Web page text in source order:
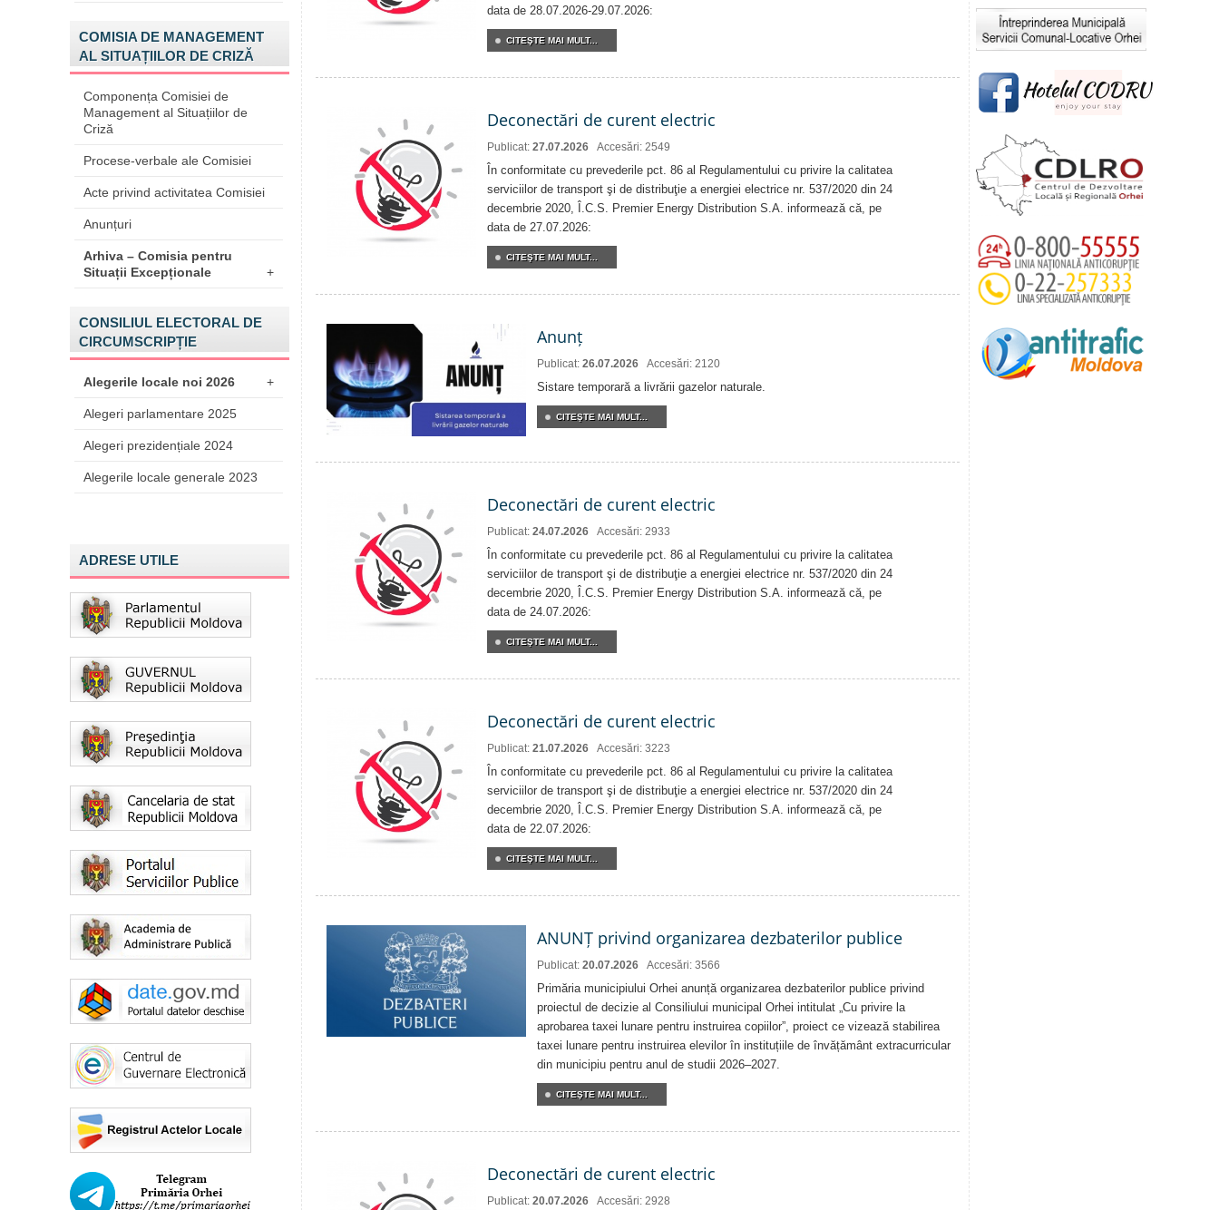
COMISIA DE MANAGEMENT
AL SITUAȚIILOR DE CRIZĂ
Componența Comisiei de
Management al Situațiilor de
Criză
Procese-verbale ale Comisiei
Acte privind activitatea Comisiei
Anunțuri
Arhiva – Comisia pentru
Situații Excepționale
+
CONSILIUL ELECTORAL DE
CIRCUMSCRIPȚIE
Alegerile locale noi 2026 +
Alegeri parlamentare 2025
Alegeri prezidențiale 2024
Alegerile locale generale 2023
ADRESE UTILE
data de 28.07.2026-29.07.2026:
CITEŞTE MAI MULT...
Deconectări de curent electric
Publicat: 27.07.2026 Accesări: 2549
În conformitate cu prevederile pct. 86 al Regulamentului cu privire la calitatea
serviciilor de transport şi de distribuţie a energiei electrice nr. 537/2020 din 24
decembrie 2020, Î.C.S. Premier Energy Distribution S.A. informează că, pe
data de 27.07.2026:
CITEŞTE MAI MULT...
Anunț
Publicat: 26.07.2026 Accesări: 2120
Sistare temporară a livrării gazelor naturale.
CITEŞTE MAI MULT...
Deconectări de curent electric
Publicat: 24.07.2026 Accesări: 2933
În conformitate cu prevederile pct. 86 al Regulamentului cu privire la calitatea
serviciilor de transport şi de distribuţie a energiei electrice nr. 537/2020 din 24
decembrie 2020, Î.C.S. Premier Energy Distribution S.A. informează că, pe
data de 24.07.2026:
CITEŞTE MAI MULT...
Deconectări de curent electric
Publicat: 21.07.2026 Accesări: 3223
În conformitate cu prevederile pct. 86 al Regulamentului cu privire la calitatea
serviciilor de transport şi de distribuţie a energiei electrice nr. 537/2020 din 24
decembrie 2020, Î.C.S. Premier Energy Distribution S.A. informează că, pe
data de 22.07.2026:
CITEŞTE MAI MULT...
ANUNȚ privind organizarea dezbaterilor publice
Publicat: 20.07.2026 Accesări: 3566
Primăria municipiului Orhei anunță organizarea dezbaterilor publice privind
proiectul de decizie al Consiliului municipal Orhei intitulat „Cu privire la
aprobarea taxei lunare pentru instruirea copiilor”, proiect ce vizează stabilirea
taxei lunare pentru instruirea elevilor în instituțiile de învățământ extracurricular
din municipiu pentru anul de studii 2026–2027.
CITEŞTE MAI MULT...
Deconectări de curent electric
Publicat: 20.07.2026 Accesări: 2928